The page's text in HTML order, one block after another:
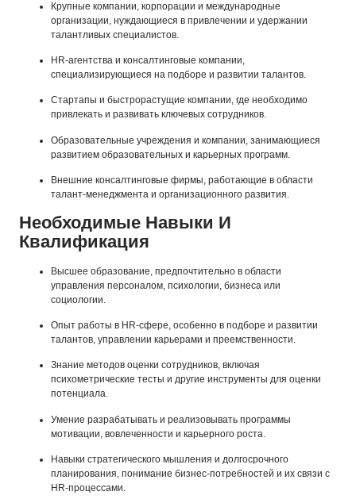
Крупные компании, корпорации и международные
организации, нуждающиеся в привлечении и удержании
талантливых специалистов.
HR-агентства и консалтинговые компании,
специализирующиеся на подборе и развитии талантов.
Стартапы и быстрорастущие компании, где необходимо
привлекать и развивать ключевых сотрудников.
Образовательные учреждения и компании, занимающиеся
развитием образовательных и карьерных программ.
Внешние консалтинговые фирмы, работающие в области
талант-менеджмента и организационного развития.
Необходимые Навыки И
Квалификация
Высшее образование, предпочтительно в области
управления персоналом, психологии, бизнеса или
социологии.
Опыт работы в HR-сфере, особенно в подборе и развитии
талантов, управлении карьерами и преемственности.
Знание методов оценки сотрудников, включая
психометрические тесты и другие инструменты для оценки
потенциала.
Умение разрабатывать и реализовывать программы
мотивации, вовлеченности и карьерного роста.
Навыки стратегического мышления и долгосрочного
планирования, понимание бизнес-потребностей и их связи с
HR-процессами.